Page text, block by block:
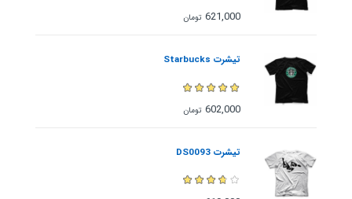
621,000 تومان
تیشرت Starbucks
602,000 تومان
تیشرت DS0093